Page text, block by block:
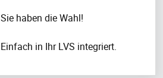
Sie haben die Wahl!
Einfach in Ihr LVS integriert.